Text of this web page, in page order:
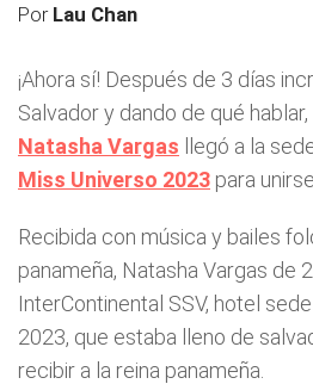
Por Lau Chan
¡Ahora sí! Después de 3 días
Salvador y dando de qué
Natasha Vargas llegó a la
Miss Universo 2023 para
Recibida con música y bailes
panameña, Natasha Vargas de
InterContinental SSV, hotel
2023, que estaba lleno de
recibir a la reina panameña.